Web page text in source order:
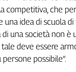
competitiva, che
una idea di scuola
una società non è
deve essere
possibile”.